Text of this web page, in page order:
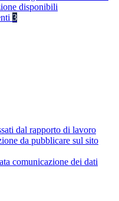
disponibili
3
dal rapporto di lavoro
da pubblicare sul sito
comunicazione dei dati